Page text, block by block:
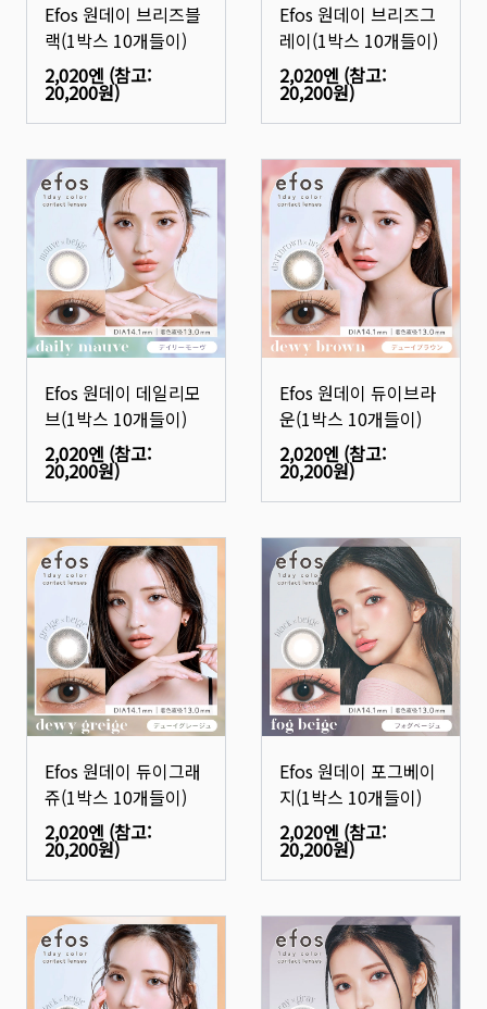
Efos 원데이 브리즈블
랙(1박스 10개들이)
2,020엔 (참고:
20,200원)
Efos 원데이 브리즈그
레이(1박스 10개들이)
2,020엔 (참고:
20,200원)
Efos 원데이 데일리모
브(1박스 10개들이)
2,020엔 (참고:
20,200원)
Efos 원데이 듀이브라
운(1박스 10개들이)
2,020엔 (참고:
20,200원)
Efos 원데이 듀이그래
쥬(1박스 10개들이)
2,020엔 (참고:
20,200원)
Efos 원데이 포그베이
지(1박스 10개들이)
2,020엔 (참고:
20,200원)